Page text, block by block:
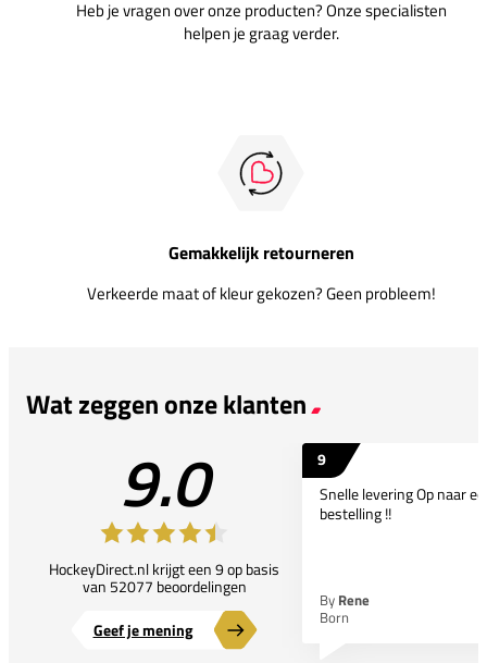
Heb je vragen over onze producten? Onze specialisten
helpen je graag verder.
Gemakkelijk retourneren
Verkeerde maat of kleur gekozen? Geen probleem!
Wat zeggen onze klanten
9.0
HockeyDirect.nl krijgt een 9 op basis
van 52077 beoordelingen
Geef je mening
9
Snelle levering Op naar
bestelling !!
By Rene
Born